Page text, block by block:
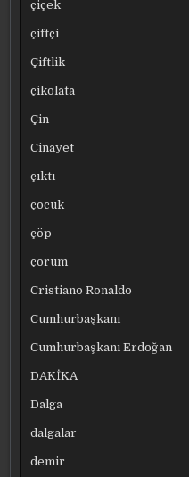
çiçek
çiftçi
Çiftlik
çikolata
Çin
Cinayet
çıktı
çocuk
çöp
çorum
Cristiano Ronaldo
Cumhurbaşkanı
Cumhurbaşkanı Erdoğan
DAKİKA
Dalga
dalgalar
demir